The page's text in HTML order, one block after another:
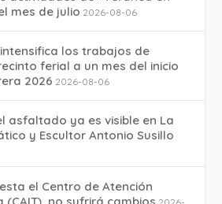
mes de julio 2026-08-06
los trabajos de
ferial a un mes del inicio
2026 2026-08-06
asfaltado ya es visible en La
y Escultor Antonio Susillo
el Centro de Atención